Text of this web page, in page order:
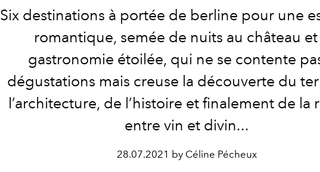
Six destinations à portée de berline pour une
romantique, semée de nuits au château
gastronomie étoilée, qui ne se contente
dégustations mais creuse la découverte du
l’architecture, de l’histoire et finalement de la
entre vin et divin...
28.07.2021 by Céline Pécheux